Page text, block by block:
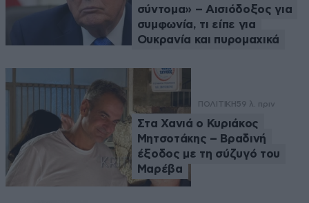
σύντομα» – Αισιόδοξος για
συμφωνία, τι είπε για
Ουκρανία και πυρομαχικά
ΠΟΛΙΤΙΚΗ59 λ. πριν
Στα Χανιά ο Κυριάκος
Μητσοτάκης – Βραδινή
έξοδος με τη σύζυγό του
Μαρέβα